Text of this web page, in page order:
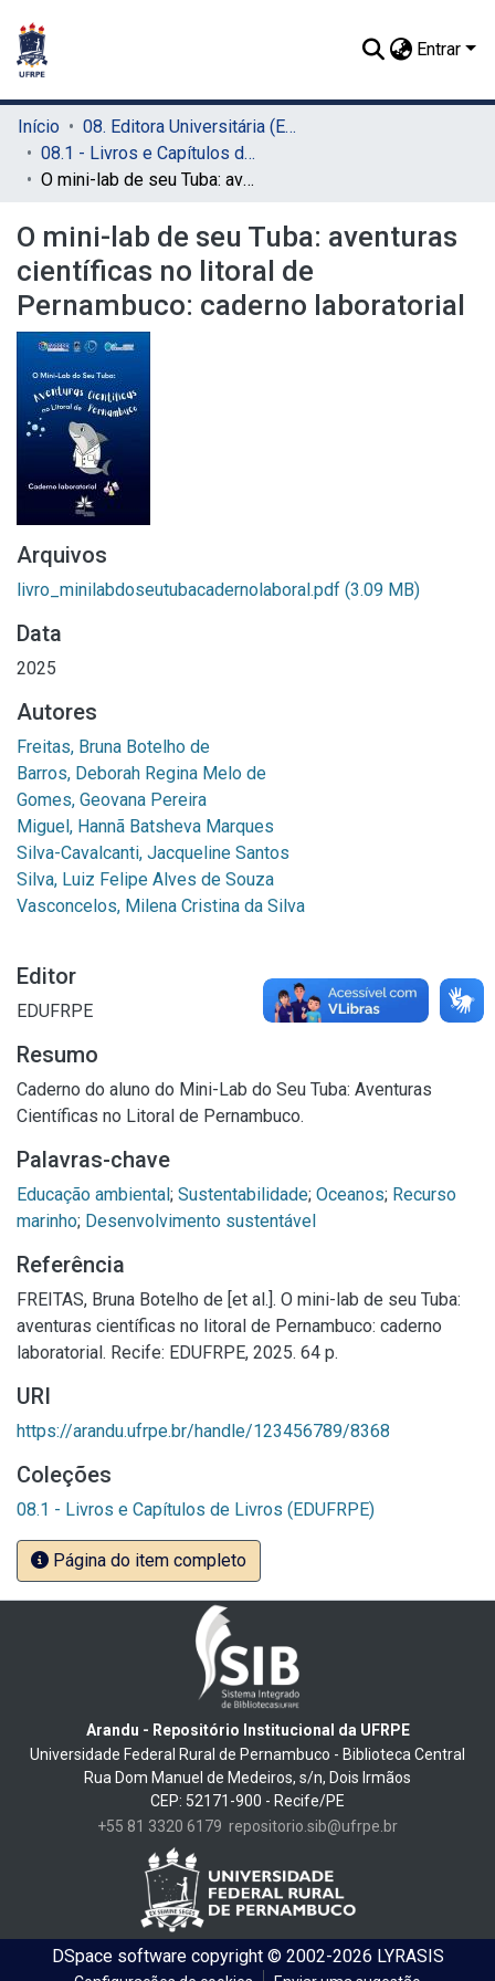
Entrar
Início
08. Editora Universitária (EDUFRPE)
08.1 - Livros e Capítulos de Livros (EDUFRPE)
O mini-lab de seu Tuba: aventuras científicas no litoral de Pernambuco: caderno laboratorial
O mini-lab de seu Tuba: aventuras
científicas no litoral de
Pernambuco: caderno laboratorial
Arquivos
livro_minilabdoseutubacadernolaboral.pdf (3.09 MB)
Data
2025
Autores
Freitas, Bruna Botelho de
Barros, Deborah Regina Melo de
Gomes, Geovana Pereira
Miguel, Hannã Batsheva Marques
Silva-Cavalcanti, Jacqueline Santos
Silva, Luiz Felipe Alves de Souza
Vasconcelos, Milena Cristina da Silva
Editor
EDUFRPE
Resumo
Caderno do aluno do Mini-Lab do Seu Tuba: Aventuras
Científicas no Litoral de Pernambuco.
Palavras-chave
Educação ambiental; Sustentabilidade; Oceanos; Recurso
marinho; Desenvolvimento sustentável
Referência
FREITAS, Bruna Botelho de [et al.]. O mini-lab de seu Tuba:
aventuras científicas no litoral de Pernambuco: caderno
laboratorial. Recife: EDUFRPE, 2025. 64 p.
URI
https://arandu.ufrpe.br/handle/123456789/8368
Coleções
08.1 - Livros e Capítulos de Livros (EDUFRPE)
Página do item completo
Arandu - Repositório Institucional da UFRPE
Universidade Federal Rural de Pernambuco - Biblioteca Central
Rua Dom Manuel de Medeiros, s/n, Dois Irmãos
CEP: 52171-900 - Recife/PE
+55 81 3320 6179 repositorio.sib@ufrpe.br
DSpace softwarecopyright © 2002-2026 LYRASIS